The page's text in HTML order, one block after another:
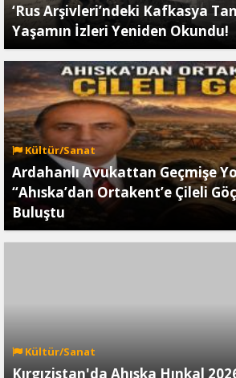
‘Rus Arşivleri’ndeki Kafkasya
Yaşamın İzleri Yeniden Okundu!
Kültür/Sanat
Ardahanlı Avukattan Geçmişe
“Ahıska’dan Ortakent’e Çileli
Buluştu
Kültür/Sanat
Kırgızistan'da Ahıska Hınkal